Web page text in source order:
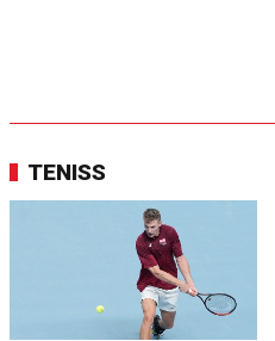
TENISS